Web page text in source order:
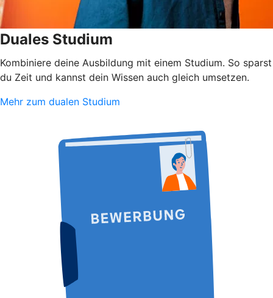
Duales Studium
Kombiniere deine Ausbildung mit einem Studium. So sparst
du Zeit und kannst dein Wissen auch gleich umsetzen.
Mehr zum dualen Studium